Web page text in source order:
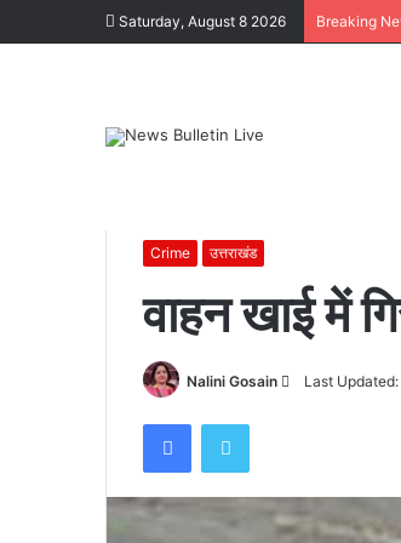
Saturday, August 8 2026 Breaking
Crime उत्तराखंड
वाहन खाई में
Nalini Gosain
Send
Last
FacebookTwitter
क्षेत्र
हुए
हत्याकांड
का
June 27, 2024